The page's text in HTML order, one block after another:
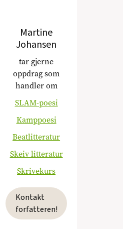
Martine
Johansen
tar gjerne
oppdrag som
handler om
SLAM-poesi
Kamppoesi
Beatlitteratur
Skeiv litteratur
Skrivekurs
Kontakt
forfatteren!